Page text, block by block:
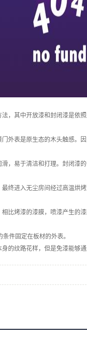
其中开放漆和封闭漆是依照
表是原生态的木头触感。因
易于清洁和打理。封闭漆的
进入无尘房间经过高温烘烤
烤漆的漆膜，喷漆产生的漆
件固定在板材的外表。
纹路花样，但是免漆能够通